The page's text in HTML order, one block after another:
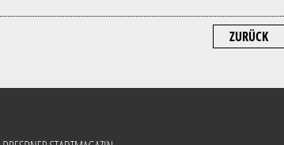
ZURÜCK